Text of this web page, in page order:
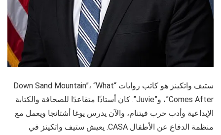
ستيف واتكينز هو كاتب روايات “Down Sand Mountain”، “What
Comes After”، و”Juvie”. كان أستاذًا متقاعدًا للصحافة والكتابة
الإبداعية وأدب حرب فيتنام، والآن يدرس يوغا أشتانجا ويعمل مع
منظمة الدفاع عن الأطفال CASA. يعيش ستيف واتكينز في